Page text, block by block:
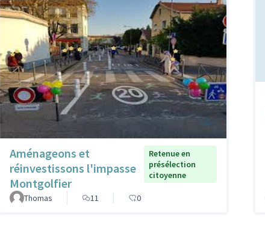
Aménageons et
réinvestissons l'impasse
Montgolfier
Retenue en
présélection
citoyenne
Thomas 11 0